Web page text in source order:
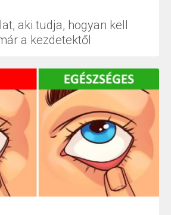
aki tudja, hogyan kell
a kezdetektől